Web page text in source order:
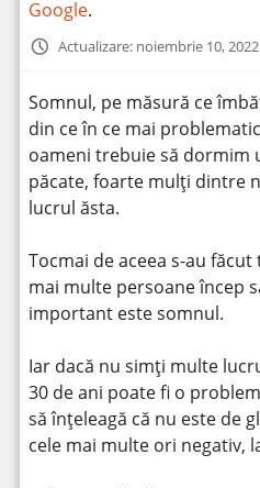
Google.
Actualizare: noiembrie 10, 2022
Somnul, pe măsură ce
din ce în ce mai
oameni trebuie să dormim
păcate, foarte mulți dintre
lucrul ăsta.
Tocmai de aceea s-au
mai multe persoane încep
important este somnul.
Iar dacă nu simți multe
30 de ani poate fi o
să înțeleagă că nu este de
cele mai multe ori negativ,